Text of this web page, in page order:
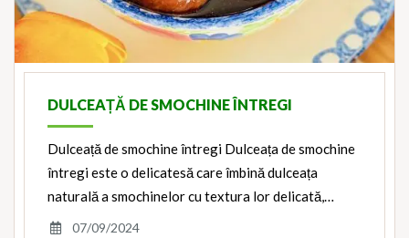
DULCEAȚĂ DE SMOCHINE ÎNTREGI
Dulceață de smochine întregi Dulceața de smochine
întregi este o delicatesă care îmbină dulceața
naturală a smochinelor cu textura lor delicată,…
07/09/2024